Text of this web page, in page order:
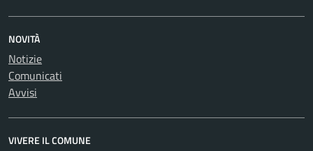
NOVITÀ
Notizie
Comunicati
Avvisi
VIVERE IL COMUNE